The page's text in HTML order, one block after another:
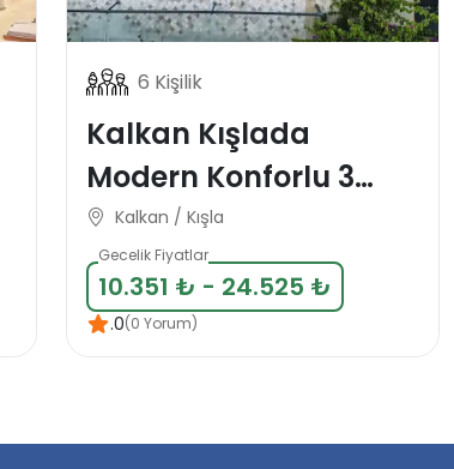
6 Kişilik
Kalkan Kışlada
Modern Konforlu 3
Yatak Odalı Deniz
Manzaralı Villa
Kalkan / Kışla
Gecelik Fiyatlar
10.351 ₺ - 24.525 ₺
.0(0 Yorum)